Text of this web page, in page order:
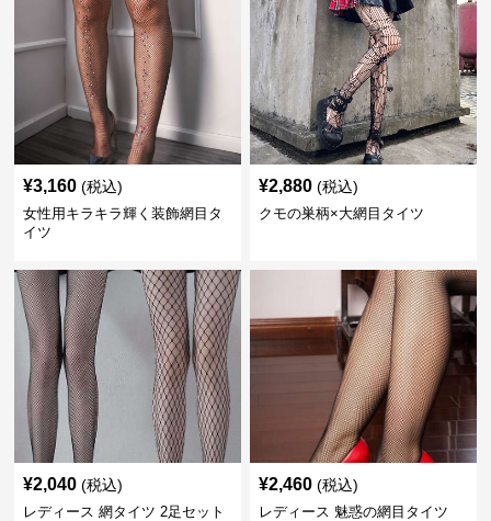
¥3,160 (税込)
女性用キラキラ輝く装飾網目タ
イツ
¥2,880 (税込)
クモの巣柄×大網目タイツ
¥2,040 (税込)
レディース 網タイツ 2足セット
¥2,460 (税込)
レディース 魅惑の網目タイツ